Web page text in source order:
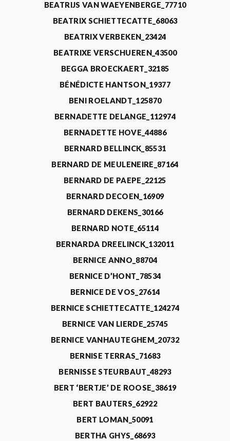
BEATRIJS VAN WAEYENBERGE_77710
BEATRIX SCHIETTECATTE_68063
BEATRIX VERBEKEN_23424
BEATRIXE VERSCHUEREN_43500
BEGGA BROECKAERT_32185
BÉNÉDICTE HANTSON_19377
BENI ROELANDT_125870
BERNADETTE DELANGE_112974
BERNADETTE HOVE_44886
BERNARD BELLINCK_85531
BERNARD DE MEULENEIRE_87164
BERNARD DE PAEPE_22125
BERNARD DECOEN_16909
BERNARD DEKENS_30166
BERNARD NOTE_65114
BERNARDA DREELINCK_132011
BERNICE ANNO_88704
BERNICE D’HONT_78534
BERNICE DE VOS_27614
BERNICE SCHIETTECATTE_124274
BERNICE VAN LIERDE_25745
BERNICE VANHAUTEGHEM_20732
BERNISE TERRAS_71683
BERNISSE STEURBAUT_48293
BERT ‘BERTJE’ DE ROOSE_38619
BERT BAUTERS_62922
BERT LOMAN_50091
BERTHA GHYS_68693